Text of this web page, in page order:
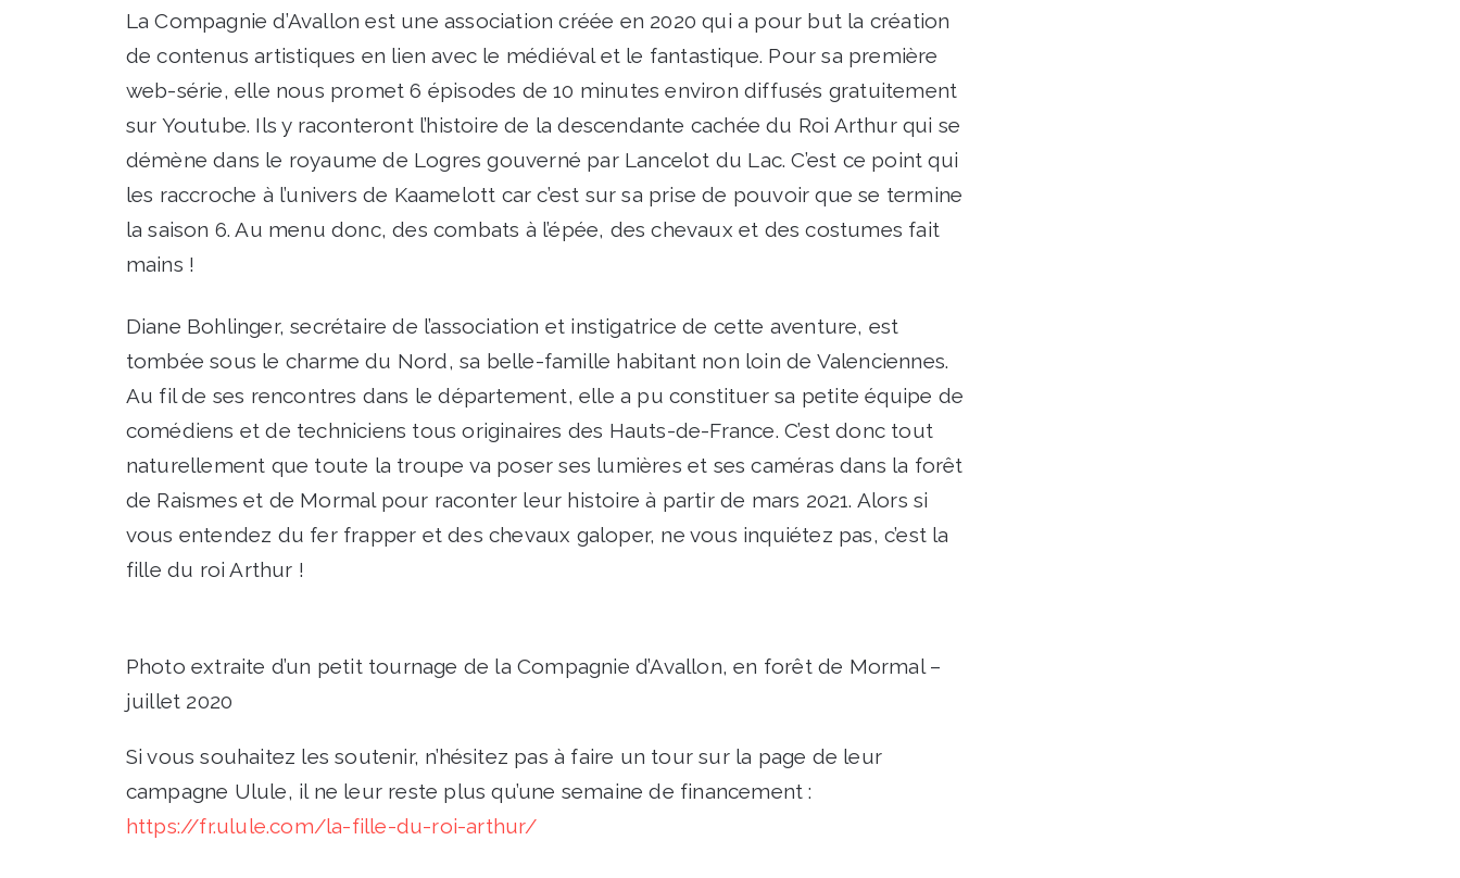
La Compagnie d’Avallon est une association créée en 2020 qui a pour but la création
de contenus artistiques en lien avec le médiéval et le fantastique. Pour sa première
web-série, elle nous promet 6 épisodes de 10 minutes environ diffusés gratuitement
sur Youtube. Ils y raconteront l’histoire de la descendante cachée du Roi Arthur qui se
démène dans le royaume de Logres gouverné par Lancelot du Lac. C’est ce point qui
les raccroche à l’univers de Kaamelott car c’est sur sa prise de pouvoir que se termine
la saison 6. Au menu donc, des combats à l’épée, des chevaux et des costumes fait
mains !
Diane Bohlinger, secrétaire de l’association et instigatrice de cette aventure, est
tombée sous le charme du Nord, sa belle-famille habitant non loin de Valenciennes.
Au fil de ses rencontres dans le département, elle a pu constituer sa petite équipe de
comédiens et de techniciens tous originaires des Hauts-de-France. C’est donc tout
naturellement que toute la troupe va poser ses lumières et ses caméras dans la forêt
de Raismes et de Mormal pour raconter leur histoire à partir de mars 2021. Alors si
vous entendez du fer frapper et des chevaux galoper, ne vous inquiétez pas, c’est la
fille du roi Arthur !
Photo extraite d’un petit tournage de la Compagnie d’Avallon, en forêt de Mormal –
juillet 2020
Si vous souhaitez les soutenir, n’hésitez pas à faire un tour sur la page de leur
campagne Ulule, il ne leur reste plus qu’une semaine de financement :
https://fr.ulule.com/la-fille-du-roi-arthur/